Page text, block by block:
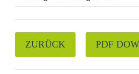
ZURÜCK PDF